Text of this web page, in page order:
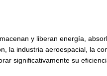
y liberan energía,
la industria aeroespacial, la
significativamente su